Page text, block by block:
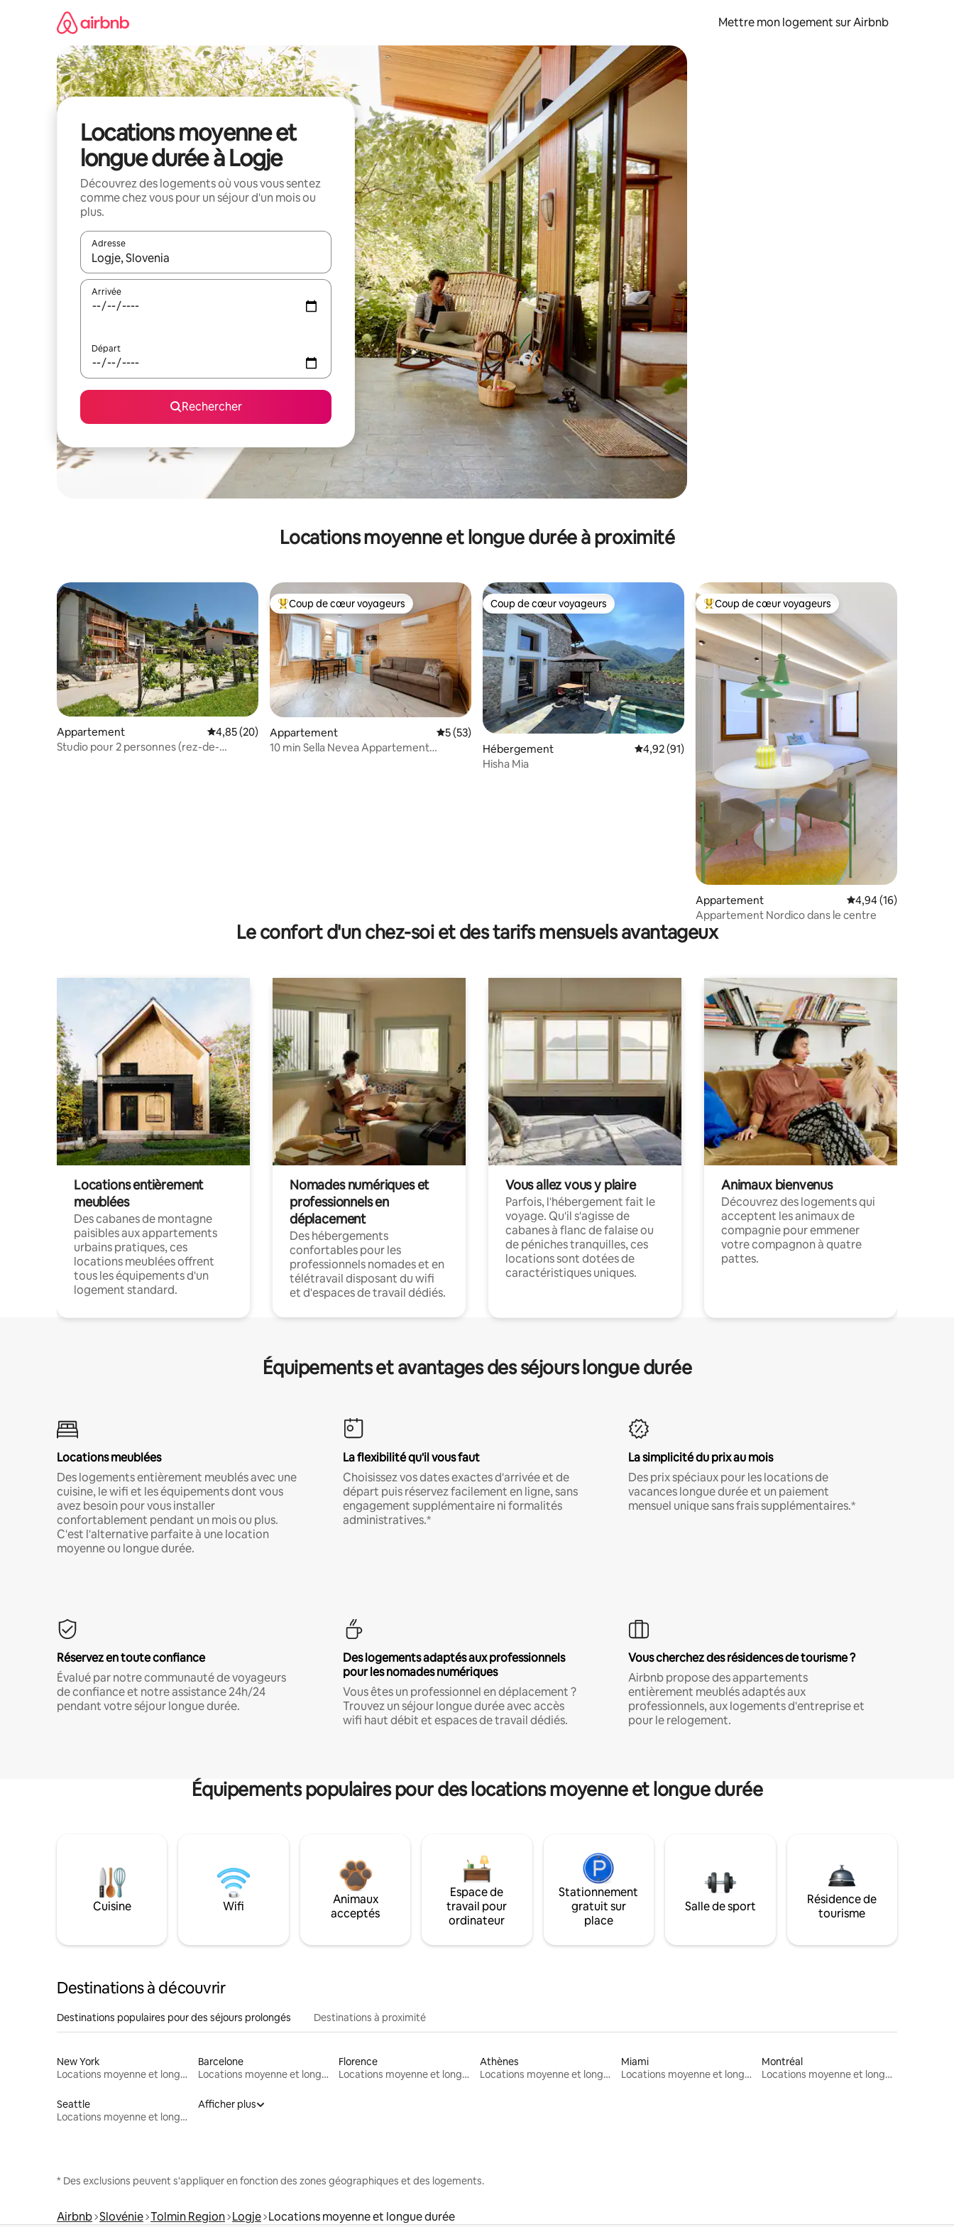
Mettre mon logement sur Airbnb
Locations moyenne et
longue durée à Logje
Découvrez des logements où vous vous sentez
comme chez vous pour un séjour d'un mois ou
plus.
Adresse
Lorsque les résultats s'affichent, utilisez les flèches vers le haut et vers le bas pour les parcourir ou en appuyant et en faisant glisser.
Arrivée
Départ
Rechercher
Locations moyenne et longue durée à proximité
Appartement Évaluation moyenne sur la base de 20 commentaires : 4,85 sur 5
4,85 (20)
Studio pour 2 personnes (rez-de-
Coups de cœur voyageurs les plus appréciés
Coup de cœur voyageurs
Appartement Évaluation moyenne sur la base de 53 commentaires : 5 sur 5
5 (53)
10 min Sella Nevea Appartement
Coup de cœur voyageurs
Coup de cœur voyageurs
Hébergement Évaluation moyenne sur la base de 91 commentaires : 4,92 sur 5
4,92 (91)
Hisha Mia
Coups de cœur voyageurs les plus appréciés
Coup de cœur voyageurs
Appartement Évaluation moyenne
4,94 (16)
Appartement Nordico dans le centre
Le confort d'un chez-soi et des tarifs mensuels avantageux
Locations entièrement
meublées
Des cabanes de montagne
paisibles aux appartements
urbains pratiques, ces
locations meublées offrent
tous les équipements d'un
logement standard.
Nomades numériques et
professionnels en
déplacement
Des hébergements
confortables pour les
professionnels nomades et en
télétravail disposant du wifi
et d'espaces de travail dédiés.
Vous allez vous y plaire
Parfois, l'hébergement fait le
voyage. Qu'il s'agisse de
cabanes à flanc de falaise ou
de péniches tranquilles, ces
locations sont dotées de
caractéristiques uniques.
Animaux bienvenus
Découvrez des logements qui
acceptent les animaux de
compagnie pour emmener
votre compagnon à quatre
pattes.
Équipements et avantages des séjours longue durée
Locations meublées
Des logements entièrement meublés avec une
cuisine, le wifi et les équipements dont vous
avez besoin pour vous installer
confortablement pendant un mois ou plus.
C'est l'alternative parfaite à une location
moyenne ou longue durée.
La flexibilité qu'il vous faut
Choisissez vos dates exactes d'arrivée et de
départ puis réservez facilement en ligne, sans
engagement supplémentaire ni formalités
administratives.*
La simplicité du prix au mois
Des prix spéciaux pour les locations de
vacances longue durée et un paiement
mensuel unique sans frais supplémentaires.*
Réservez en toute confiance
Évalué par notre communauté de voyageurs
de confiance et notre assistance 24h/24
pendant votre séjour longue durée.
Des logements adaptés aux professionnels
pour les nomades numériques
Vous êtes un professionnel en déplacement ?
Trouvez un séjour longue durée avec accès
wifi haut débit et espaces de travail dédiés.
Vous cherchez des résidences de tourisme ?
Airbnb propose des appartements
entièrement meublés adaptés aux
professionnels, aux logements d'entreprise et
pour le relogement.
Équipements populaires pour des locations moyenne et longue durée
Cuisine Wifi
Animaux
acceptés
Espace de
travail pour
ordinateur
Stationnement
gratuit sur
place
Salle de sport
Résidence de
tourisme
Destinations à découvrir
Destinations populaires pour des séjours prolongés Destinations à proximité
New York
Locations moyenne et longue durée
Barcelone
Locations moyenne et longue durée
Florence
Locations moyenne et longue durée
Athènes
Locations moyenne et longue durée
Miami
Locations moyenne et longue durée
Montréal
Locations moyenne et longue durée
Seattle
Locations moyenne et longue durée
Afficher plus
* Des exclusions peuvent s'appliquer en fonction des zones géographiques et des logements.
Airbnb Slovénie Tolmin Region Logje Locations moyenne et longue durée